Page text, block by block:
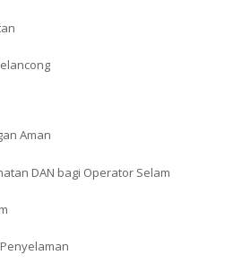
Aman
DAN bagi Operator Selam